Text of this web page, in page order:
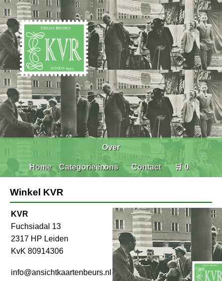
Home Categorieën
Over
ons Contact 🛒 0
Winkel KVR
KVR
Fuchsiadal 13
2317 HP Leiden
KvK 80914306
info@ansichtkaartenbeurs.nl